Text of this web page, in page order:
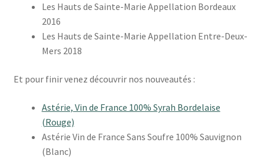
Les Hauts de Sainte-Marie Appellation Bordeaux
2016
Les Hauts de Sainte-Marie Appellation Entre-Deux-
Mers 2018
Et pour finir venez découvrir nos nouveautés :
Astérie, Vin de France 100% Syrah Bordelaise
(Rouge)
Astérie Vin de France Sans Soufre 100% Sauvignon
(Blanc)